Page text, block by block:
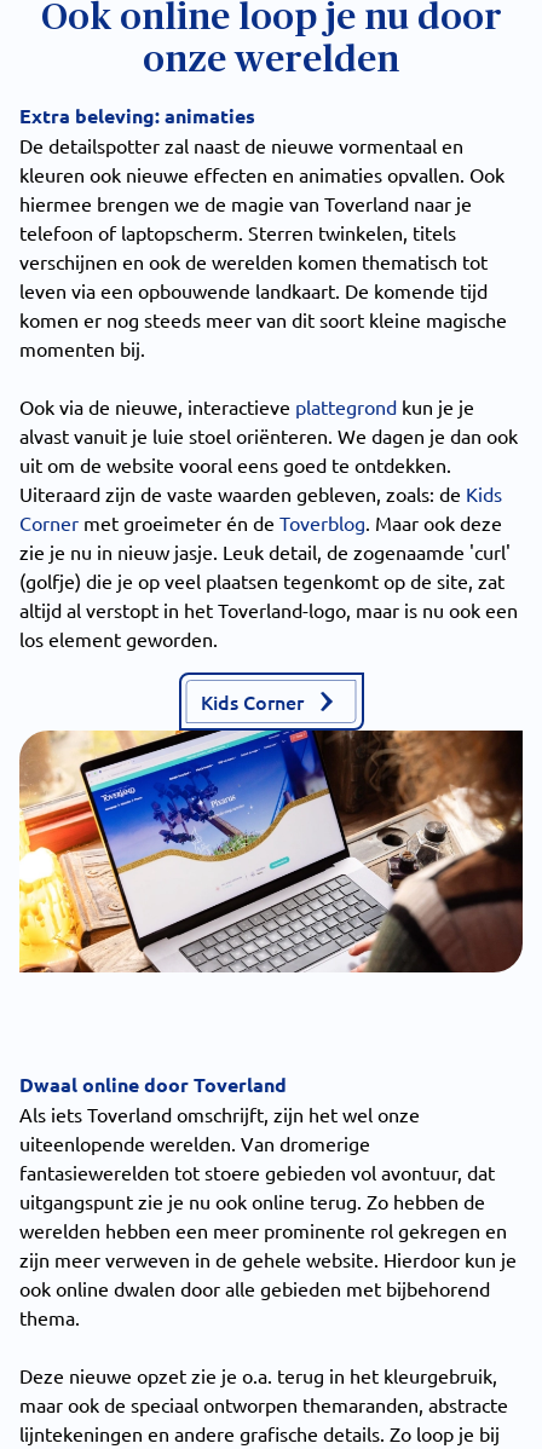
Ook online loop je nu door
onze werelden
Extra beleving: animaties
De detailspotter zal naast de nieuwe vormentaal en
kleuren ook nieuwe effecten en animaties opvallen. Ook
hiermee brengen we de magie van Toverland naar je
telefoon of laptopscherm. Sterren twinkelen, titels
verschijnen en ook de werelden komen thematisch tot
leven via een opbouwende landkaart. De komende tijd
komen er nog steeds meer van dit soort kleine magische
momenten bij.
Ook via de nieuwe, interactieve plattegrond kun je je
alvast vanuit je luie stoel oriënteren. We dagen je dan ook
uit om de website vooral eens goed te ontdekken.
Uiteraard zijn de vaste waarden gebleven, zoals: de Kids
Corner met groeimeter én de Toverblog. Maar ook deze
zie je nu in nieuw jasje. Leuk detail, de zogenaamde 'curl'
(golfje) die je op veel plaatsen tegenkomt op de site, zat
altijd al verstopt in het Toverland-logo, maar is nu ook een
los element geworden.
Kids Corner
Dwaal online door Toverland
Als iets Toverland omschrijft, zijn het wel onze
uiteenlopende werelden. Van dromerige
fantasiewerelden tot stoere gebieden vol avontuur, dat
uitgangspunt zie je nu ook online terug. Zo hebben de
werelden hebben een meer prominente rol gekregen en
zijn meer verweven in de gehele website. Hierdoor kun je
ook online dwalen door alle gebieden met bijbehorend
thema.
Deze nieuwe opzet zie je o.a. terug in het kleurgebruik,
maar ook de speciaal ontworpen themaranden, abstracte
lijntekeningen en andere grafische details. Zo loop je bij